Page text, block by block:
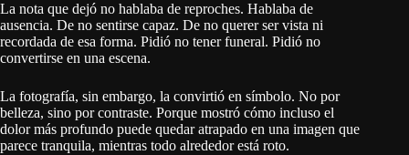
La nota que dejó no hablaba de reproches. Hablaba de
ausencia. De no sentirse capaz. De no querer ser vista ni
recordada de esa forma. Pidió no tener funeral. Pidió no
convertirse en una escena.
La fotografía, sin embargo, la convirtió en símbolo. No por
belleza, sino por contraste. Porque mostró cómo incluso el
dolor más profundo puede quedar atrapado en una imagen que
parece tranquila, mientras todo alrededor está roto.